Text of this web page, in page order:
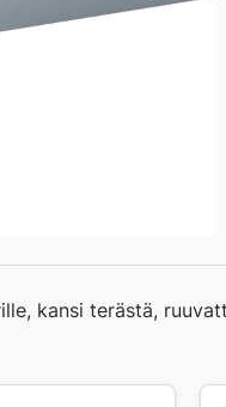
kansi terästä,